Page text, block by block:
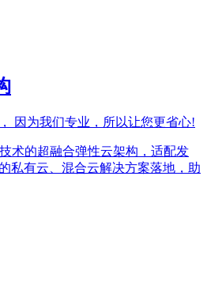
因为我们专业，所以让您更省心!
术的超融合弹性云架构，适配发
私有云、混合云解决方案落地，助